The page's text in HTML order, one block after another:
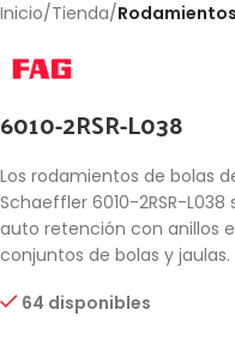
Inicio Tienda Rodamientos
6010-2RSR-L038
Los rodamientos de bolas
Schaeffler 6010-2RSR-
auto retención con anillos
conjuntos de bolas y jaulas.
64 disponibles